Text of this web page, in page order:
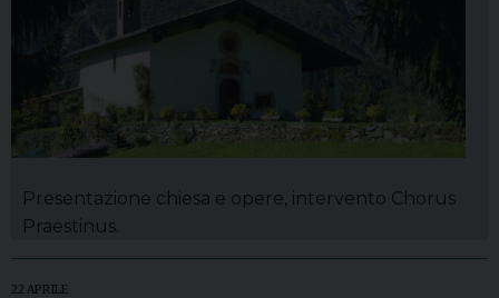
Presentazione chiesa e opere, intervento Chorus
Praestinus.
22 APRILE